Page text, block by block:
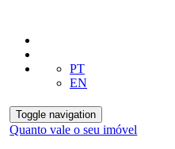
PT
EN
Toggle navigation
Quanto vale o seu imóvel